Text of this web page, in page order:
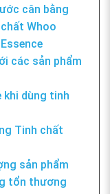
cân bằng
Whoo
các sản phẩm
khi dùng tinh
Tinh chất
sản phẩm
tổn thương